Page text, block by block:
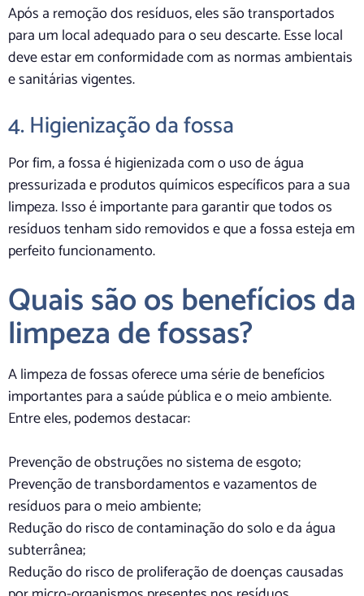
Após a remoção dos resíduos, eles são transportados
para um local adequado para o seu descarte. Esse local
deve estar em conformidade com as normas ambientais
e sanitárias vigentes.
4. Higienização da fossa
Por fim, a fossa é higienizada com o uso de água
pressurizada e produtos químicos específicos para a sua
limpeza. Isso é importante para garantir que todos os
resíduos tenham sido removidos e que a fossa esteja em
perfeito funcionamento.
Quais são os benefícios da
limpeza de fossas?
A limpeza de fossas oferece uma série de benefícios
importantes para a saúde pública e o meio ambiente.
Entre eles, podemos destacar:
Prevenção de obstruções no sistema de esgoto;
Prevenção de transbordamentos e vazamentos de
resíduos para o meio ambiente;
Redução do risco de contaminação do solo e da água
subterrânea;
Redução do risco de proliferação de doenças causadas